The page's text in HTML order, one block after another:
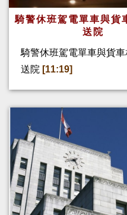
騎警休班駕電單車與貨
送院
騎警休班駕電單車與貨
送院 [11:19]